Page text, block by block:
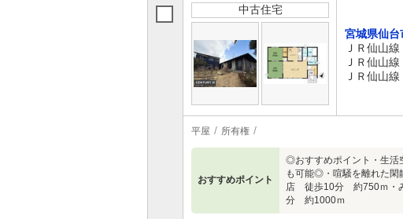
中古住宅
宮城県仙台
ＪＲ仙山
ＪＲ仙山
ＪＲ仙山
平屋 所有権
おすすめポイント
◎おすすめポイント・生活
も可能◎・喧騒を離れた閑
店 徒歩10分 約750ｍ・
分 約1000ｍ